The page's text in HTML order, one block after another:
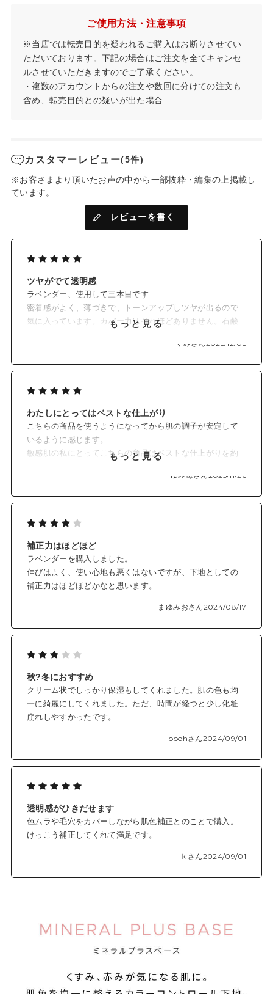
ご使用方法・注意事項
※当店では転売目的を疑われるご購入はお断りさせてい
ただいております。下記の場合はご注文を全てキャンセ
ルさせていただきますのでご了承ください。
・複数のアカウントからの注文や数回に分けての注文も
含め、転売目的との疑いが出た場合
カスタマーレビュー(5件)
※お客さまより頂いたお声の中から一部抜粋・編集の上掲載し
ています。
レビューを書く
ツヤがでて透明感
ラベンダー、使用して三本目です
密着感がよく、薄づきで、トーンアップしツヤが出るので
気に入っています。カバー力はそれほどありません。石鹸
もっと見る
くみさん 2025/12/05
わたしにとってはベストな仕上がり
こちらの商品を使うようになってから肌の調子が安定して
いるように感じます。
敏感肌の私にとってこちらの商品はベストな仕上がりを約
肌の不調で赤みを帯びた状態の時には部分使いでイエロー
もっと見る
ゆみ苺さん2025/11/26
補正力はほどほど
ラベンダーを購入しました。
伸びはよく、使い心地も悪くはないですが、下地としての
補正力はほどほどかなと思います。
まゆみおさん2024/08/17
秋?冬におすすめ
クリーム状でしっかり保湿もしてくれました。肌の色も均
一に綺麗にしてくれました。ただ、時間が経つと少し化粧
崩れしやすかったです。
poohさん2024/09/01
透明感がひきだせます
色ムラや毛穴をカバーしながら肌色補正とのことで購入。
けっこう補正してくれて満足です。
ｋさん2024/09/01